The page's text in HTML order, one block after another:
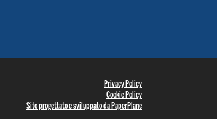
Privacy Policy
Cookie Policy
Sito progettato e sviluppato da PaperPlane